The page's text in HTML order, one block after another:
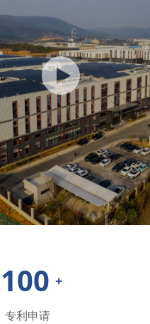
100 +
专利申请